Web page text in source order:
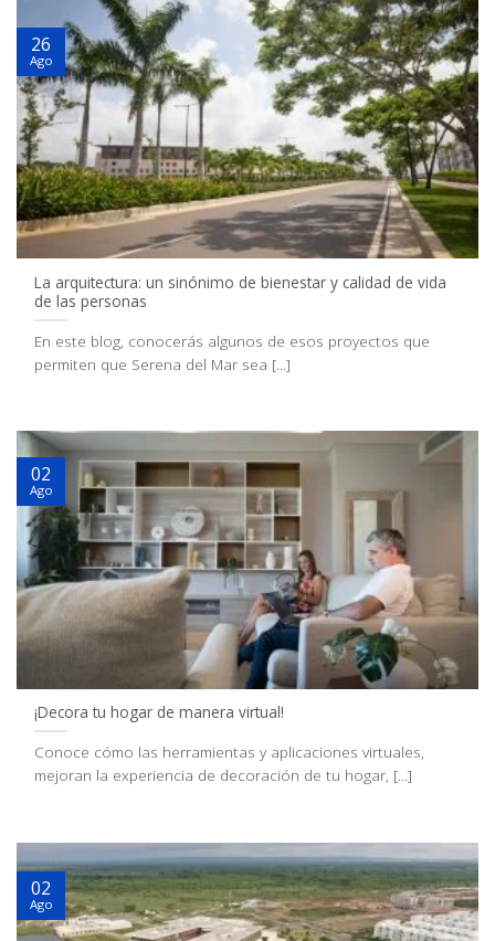
La arquitectura: un sinónimo de bienestar y calidad de vida
de las personas
En este blog, conocerás algunos de esos proyectos que
permiten que Serena del Mar sea [...]
26
Ago
¡Decora tu hogar de manera virtual!
Conoce cómo las herramientas y aplicaciones virtuales,
mejoran la experiencia de decoración de tu hogar, [...]
02
Ago
02
Ago